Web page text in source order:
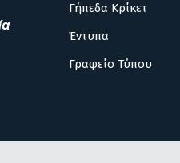
Γήπεδα Κρίκετ
Έντυπα
Γραφείο Τύπου